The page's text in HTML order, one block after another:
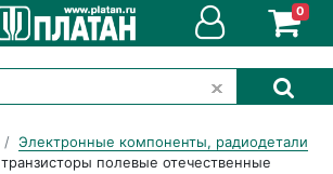
0
Электронные компоненты, радиодетали
транзисторы полевые отечественные